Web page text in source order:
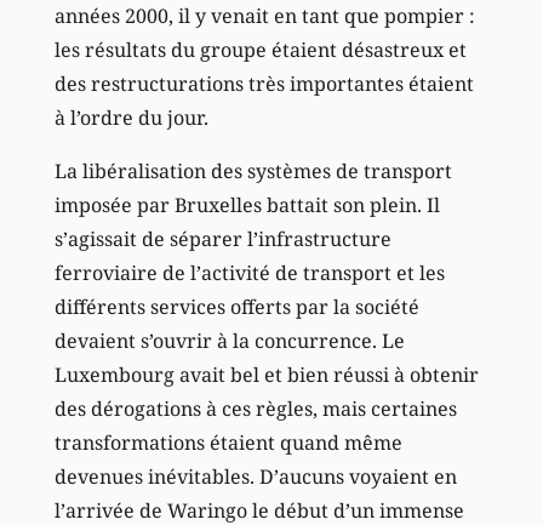
années 2000, il y venait en tant que pompier :
les résultats du groupe étaient désastreux et
des restructurations très importantes étaient
à l’ordre du jour.
La libéralisation des systèmes de transport
imposée par Bruxelles battait son plein. Il
s’agissait de séparer l’infrastructure
ferroviaire de l’activité de transport et les
différents services offerts par la société
devaient s’ouvrir à la concurrence. Le
Luxembourg avait bel et bien réussi à obtenir
des dérogations à ces règles, mais certaines
transformations étaient quand même
devenues inévitables. D’aucuns voyaient en
l’arrivée de Waringo le début d’un immense